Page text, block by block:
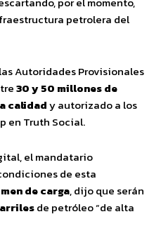
petrolera del
Autoridades Provisionales
30 y 50 millones de
calidady autorizado a los
en Truth Social.
el mandatario
de esta
de carga, dijo que serán
de petróleo “de alta